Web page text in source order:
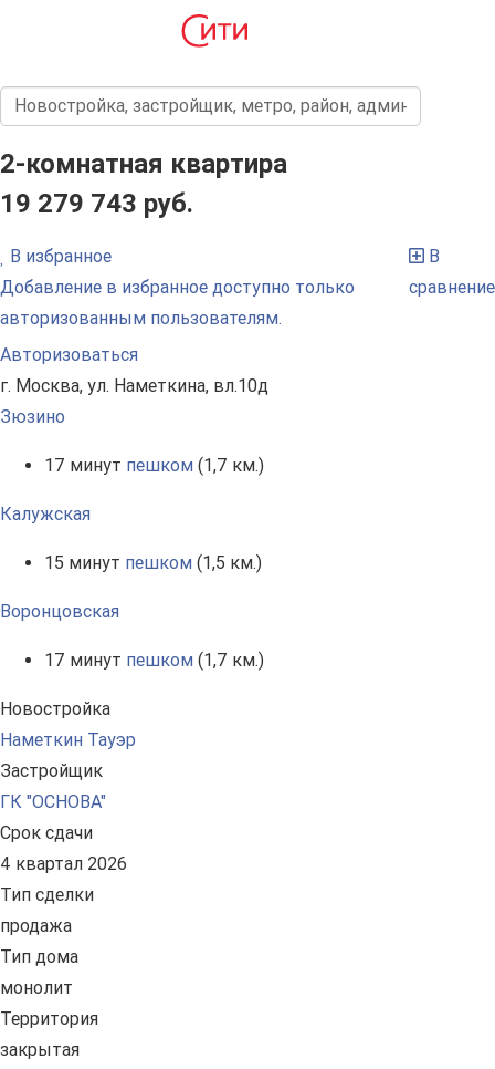
2-комнатная квартира
19 279 743 руб.
В избранное
Добавление в избранное доступно только
авторизованным пользователям.
Авторизоваться
В
сравнение
г. Москва, ул. Наметкина, вл.10д
Зюзино
17 минут пешком (1,7 км.)
Калужская
15 минут пешком (1,5 км.)
Воронцовская
17 минут пешком (1,7 км.)
Новостройка
Наметкин Тауэр
Застройщик
ГК "ОСНОВА"
Срок сдачи
4 квартал 2026
Тип сделки
продажа
Тип дома
монолит
Территория
закрытая